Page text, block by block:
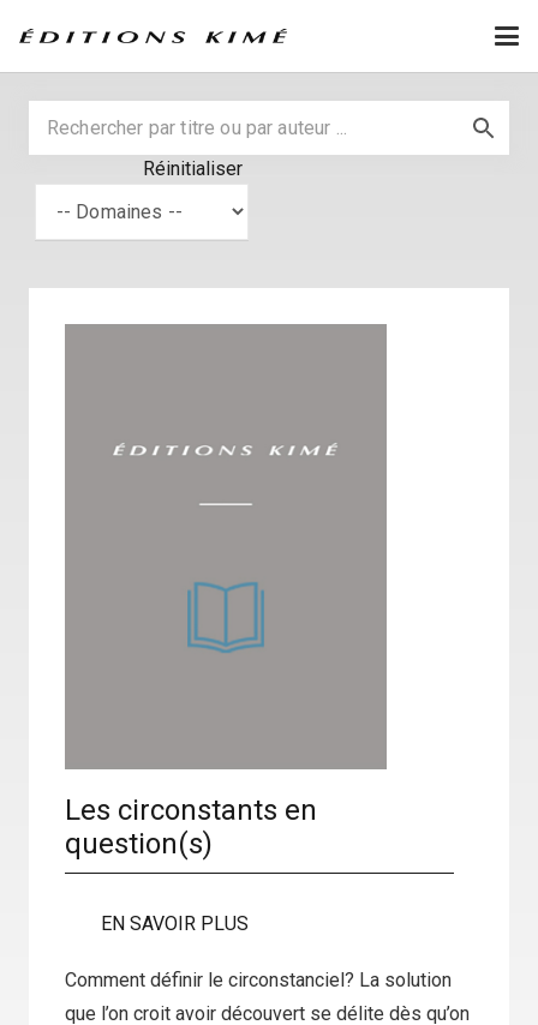
Réinitialiser
Les circonstants en
question(s)
EN SAVOIR PLUS
Comment définir le circonstanciel? La solution
que l’on croit avoir découvert se délite dès qu’on